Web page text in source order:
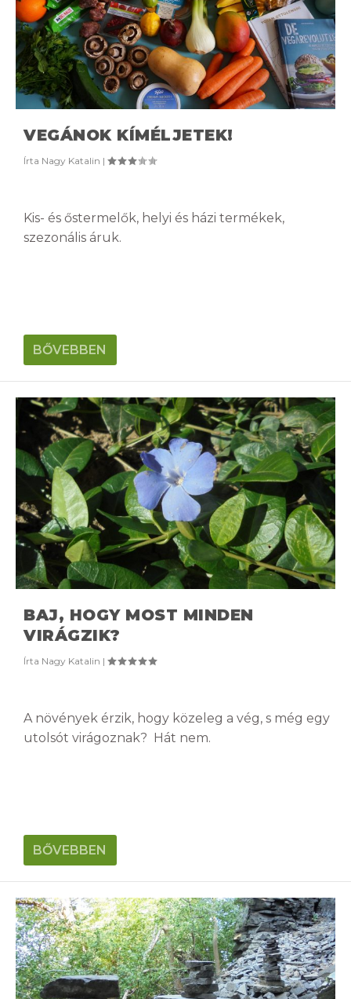
VEGÁNOK KÍMÉLJETEK!
Írta Nagy Katalin |
Kis- és őstermelők, helyi és házi termékek,
szezonális áruk.
BŐVEBBEN
BAJ, HOGY MOST MINDEN
VIRÁGZIK?
Írta Nagy Katalin |
A növények érzik, hogy közeleg a vég, s még egy
utolsót virágoznak? Hát nem.
BŐVEBBEN